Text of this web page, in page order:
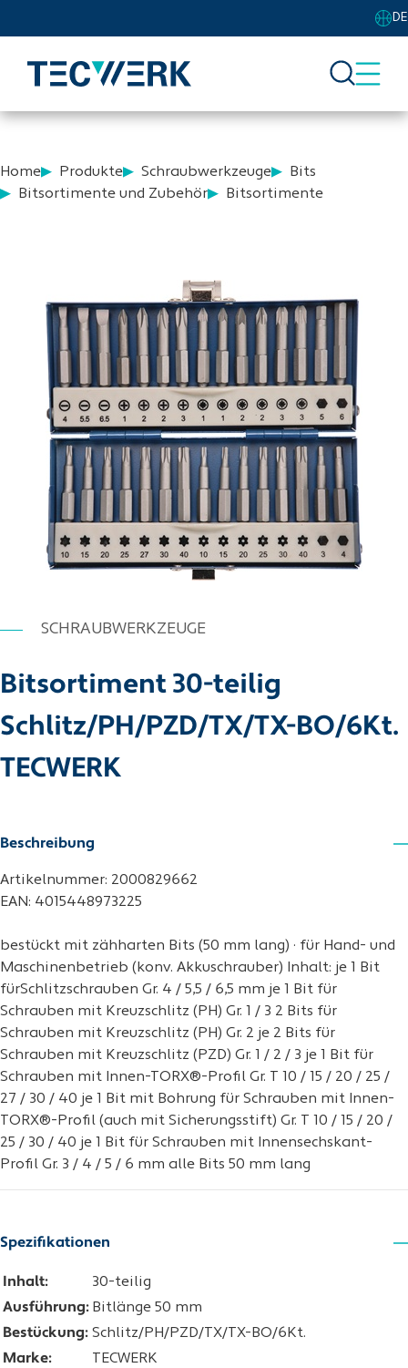
DE
Home Produkte Schraubwerkzeuge
Bits
Bitsortimente und Zubehör
Bitsortimente
SCHRAUBWERKZEUGE
Bitsortiment 30-teilig
Schlitz/PH/PZD/TX/TX-BO/6Kt.
TECWERK
Beschreibung
Artikelnummer: 2000829662
EAN: 4015448973225
bestückt mit zähharten Bits (50 mm lang) · für Hand- und
Maschinenbetrieb (konv. Akkuschrauber) Inhalt: je 1 Bit
fürSchlitzschrauben Gr. 4 / 5,5 / 6,5 mm je 1 Bit für
Schrauben mit Kreuzschlitz (PH) Gr. 1 / 3 2 Bits für
Schrauben mit Kreuzschlitz (PH) Gr. 2 je 2 Bits für
Schrauben mit Kreuzschlitz (PZD) Gr. 1 / 2 / 3 je 1 Bit für
Schrauben mit Innen-TORX®-Profil Gr. T 10 / 15 / 20 / 25 /
27 / 30 / 40 je 1 Bit mit Bohrung für Schrauben mit Innen-
TORX®-Profil (auch mit Sicherungsstift) Gr. T 10 / 15 / 20 /
25 / 30 / 40 je 1 Bit für Schrauben mit Innensechskant-
Profil Gr. 3 / 4 / 5 / 6 mm alle Bits 50 mm lang
Spezifikationen
Inhalt:
30-teilig
Ausführung: Bitlänge 50 mm
Bestückung: Schlitz/PH/PZD/TX/TX-BO/6Kt.
Marke:
TECWERK